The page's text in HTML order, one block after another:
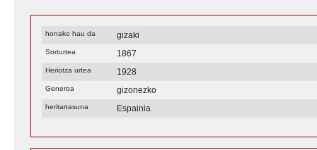
honako hau da gizaki
Sorturtea 1867
Heriotza urtea 1928
Generoa gizonezko
heritartasuna Espainia